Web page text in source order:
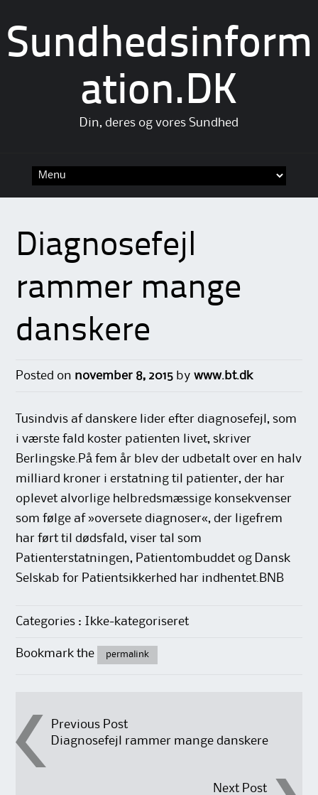
Sundhedsinform
ation.DK
Din, deres og vores Sundhed
Diagnosefejl
rammer mange
danskere
Posted on november 8, 2015 bywww.bt.dk
Tusindvis af danskere lider efter diagnosefejl, som
i værste fald koster patienten livet, skriver
Berlingske.På fem år blev der udbetalt over en halv
milliard kroner i erstatning til patienter, der har
oplevet alvorlige helbredsmæssige konsekvenser
som følge af »oversete diagnoser«, der ligefrem
har ført til dødsfald, viser tal som
Patienterstatningen, Patientombuddet og Dansk
Selskab for Patientsikkerhed har indhentet.BNB
Categories : Ikke-kategoriseret
Bookmark the permalink
Post
navigation
Previous Post
Diagnosefejl rammer mange danskere
Next Post